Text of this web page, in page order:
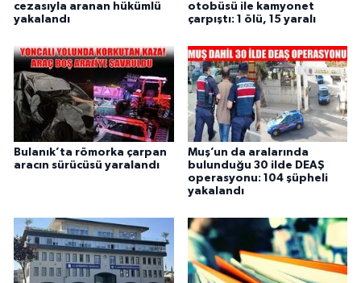
cezasıyla aranan hükümlü
yakalandı
otobüsü ile kamyonet
çarpıştı: 1 ölü, 15 yaralı
Bulanık’ta römorka çarpan
aracın sürücüsü yaralandı
Muş’un da aralarında
bulunduğu 30 ilde DEAŞ
operasyonu: 104 şüpheli
yakalandı